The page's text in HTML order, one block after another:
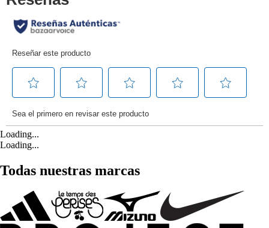
Loading...
Loading...
Todas nuestras marcas